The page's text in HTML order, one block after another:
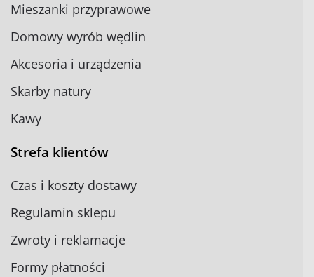
Mieszanki przyprawowe
Domowy wyrób wędlin
Akcesoria i urządzenia
Skarby natury
Kawy
Strefa klientów
Czas i koszty dostawy
Regulamin sklepu
Zwroty i reklamacje
Formy płatności